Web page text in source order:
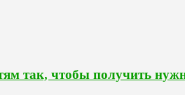
так, чтобы получить